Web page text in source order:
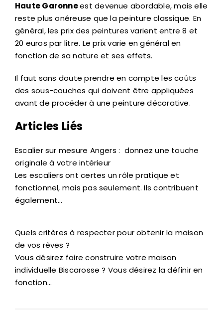
Haute Garonneest devenue abordable, mais elle
reste plus onéreuse que la peinture classique. En
général, les prix des peintures varient entre 8 et
20 euros par litre. Le prix varie en général en
fonction de sa nature et ses effets.
Il faut sans doute prendre en compte les coûts
des sous-couches qui doivent être appliquées
avant de procéder à une peinture décorative.
Articles Liés
Escalier sur mesure Angers : donnez une touche
originale à votre intérieur
Les escaliers ont certes un rôle pratique et
fonctionnel, mais pas seulement. Ils contribuent
également…
Quels critères à respecter pour obtenir la maison
de vos rêves ?
Vous désirez faire construire votre maison
individuelle Biscarosse ? Vous désirez la définir en
fonction…